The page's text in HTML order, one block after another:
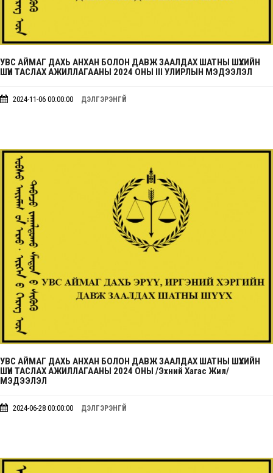
УВС АЙМАГ ДАХЬ АНХАН БОЛОН ДАВЖ ЗААЛДАХ ШАТНЫ ШҮҮХИЙН
ШҮҮН ТАСЛАХ АЖИЛЛАГААНЫ 2024 ОНЫ III УЛИРЛЫН МЭДЭЭЛЭЛ
2024-11-06 00:00:00 ДЭЛГЭРЭНГҮЙ
УВС АЙМАГ ДАХЬ АНХАН БОЛОН ДАВЖ ЗААЛДАХ ШАТНЫ ШҮҮХИЙН
ШҮҮН ТАСЛАХ АЖИЛЛАГААНЫ 2024 ОНЫ /эхний Хагас Жил/
МЭДЭЭЛЭЛ
2024-06-28 00:00:00 ДЭЛГЭРЭНГҮЙ